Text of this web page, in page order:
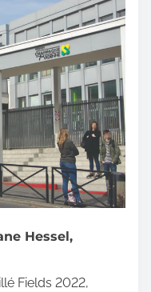
Hessel,
Fields 2022,